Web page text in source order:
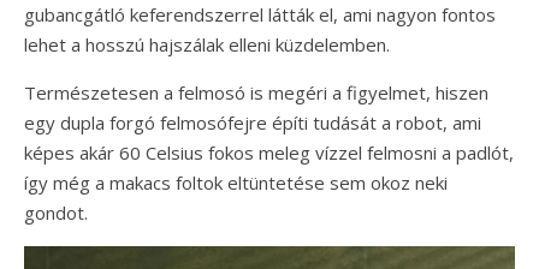
gubancgátló keferendszerrel látták el, ami nagyon fontos
lehet a hosszú hajszálak elleni küzdelemben.
Természetesen a felmosó is megéri a figyelmet, hiszen
egy dupla forgó felmosófejre építi tudását a robot, ami
képes akár 60 Celsius fokos meleg vízzel felmosni a padlót,
így még a makacs foltok eltüntetése sem okoz neki
gondot.